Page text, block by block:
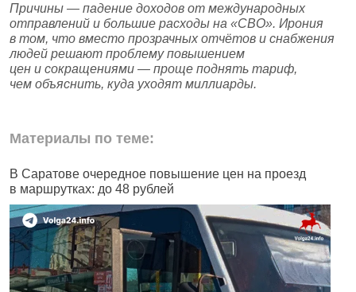
Причины — падение доходов от международных
отправлений и большие расходы на «СВО». Ирония
в том, что вместо прозрачных отчётов и снабжения
людей решают проблему повышением
цен и сокращениями — проще поднять тариф,
чем объяснить, куда уходят миллиарды.
Материалы по теме:
В Саратове очередное повышение цен на проезд
в маршрутках: до 48 рублей